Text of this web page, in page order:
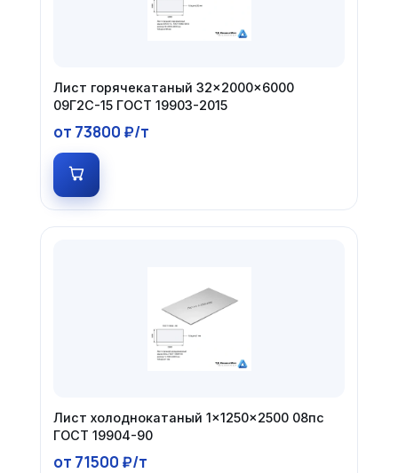
Лист горячекатаный 32×2000×6000
09Г2С-15 ГОСТ 19903-2015
от 73800 ₽/т
Лист холоднокатаный 1×1250×2500 08пс
ГОСТ 19904-90
от 71500 ₽/т